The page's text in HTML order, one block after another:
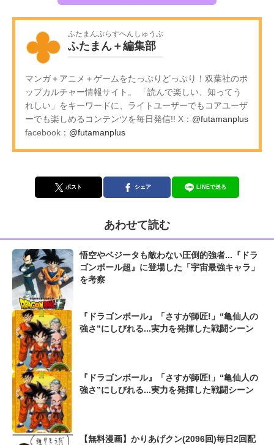
ふたまんぷらすへんしゅうぶ
ふたまん＋編集部
マンガ＋アニメ＋ゲームをたっぷりどっぷり！双葉社のポ
ップカルチャー情報サイト。 「読んで楽しい、知ってう
れしい」をキーワードに、ライトユーザーでもコアユーザ
ーでも楽しめるコンテンツを毎日発信!! X： @futamanplus
facebook： @futamanplus
ポスト シェア LINEで送る
あわせて読む
悟空やベジータも敵わない圧倒的強者...『ドラ
ゴンボール超』に登場した「宇宙最強キャラ」
を考察
『ドラゴンボール』「さすが師匠!」“亀仙人の
強さ”にしびれる...実力を発揮した戦闘シーン
『ドラゴンボール』「さすが師匠!」“亀仙人の
強さ”にしびれる...実力を発揮した戦闘シーン
【無料漫画】かりあげクン(2096回)毎日2回配